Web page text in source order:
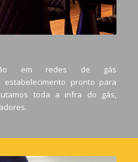
em redes de gás
estabelecimento pronto para
toda a infra do gás,